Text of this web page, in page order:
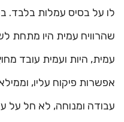
לו על בסיס עמלות בלבד.
שהרוויח עמית היו מתחת
עמית, היות ועמית עובד
אפשרות פיקוח עליו,
עבודה ומנוחה, לא חל על